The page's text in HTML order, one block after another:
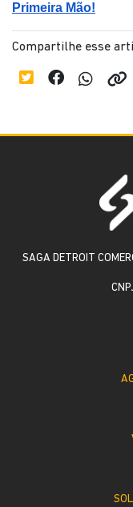
Primeira Mão!
Compartilhe esse
SAGA DETROIT